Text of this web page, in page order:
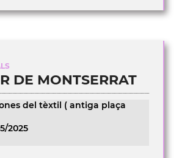
DE MONTSERRAT
del tèxtil ( antiga plaça
2025